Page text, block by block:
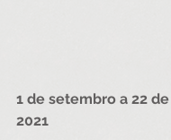
1 de setembro a 22
2021